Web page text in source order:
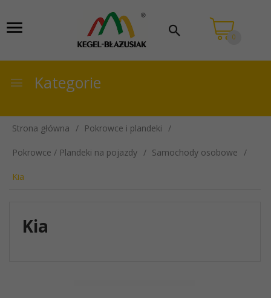
0
Kategorie
Strona główna Pokrowce i plandeki
Pokrowce / Plandeki na pojazdy Samochody osobowe
Kia
Kia